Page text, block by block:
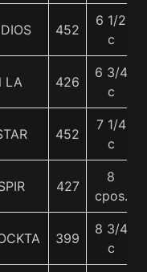
452
6 1/2
c
LA 426
6 3/4
c
452
7 1/4
c
427
8
cpos.
399
8 3/4
c